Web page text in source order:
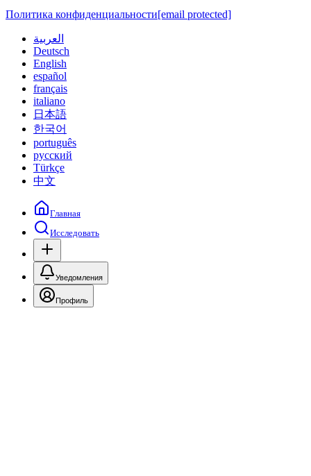
Политика конфиденциальности[email protected]
العربية
Deutsch
English
español
français
italiano
日本語
한국어
português
русский
Türkçe
中文
Главная
Исследовать
Уведомления
Профиль